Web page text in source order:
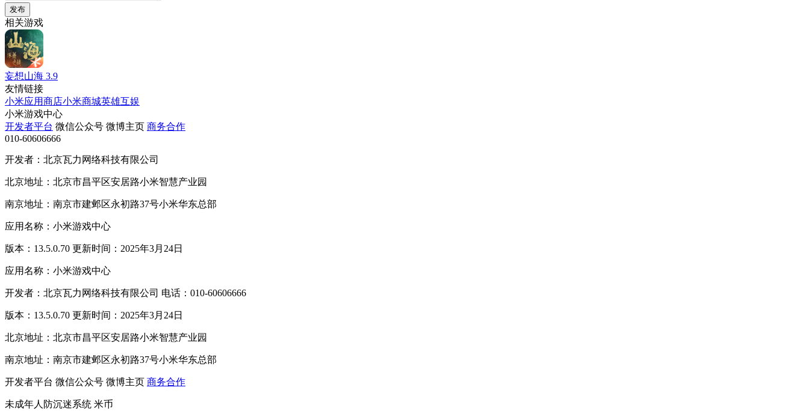
发布
相关游戏
妄想山海 3.9
友情链接
小米应用商店小米商城英雄互娱
小米游戏中心
开发者平台 微信公众号 微博主页 商务合作
010-60606666
开发者：北京瓦力网络科技有限公司
北京地址：北京市昌平区安居路小米智慧产业园
南京地址：南京市建邺区永初路37号小米华东总部
应用名称：小米游戏中心
版本：13.5.0.70 更新时间：2025年3月24日
应用名称：小米游戏中心
开发者：北京瓦力网络科技有限公司 电话：010-60606666
版本：13.5.0.70 更新时间：2025年3月24日
北京地址：北京市昌平区安居路小米智慧产业园
南京地址：南京市建邺区永初路37号小米华东总部
开发者平台 微信公众号 微博主页 商务合作
未成年人防沉迷系统 米币